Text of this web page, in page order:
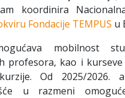
koordinira
Fondacije TEMPUS u
mobilnost
profesora, kao i kurseve
Od 2025/2026.
u razmeni